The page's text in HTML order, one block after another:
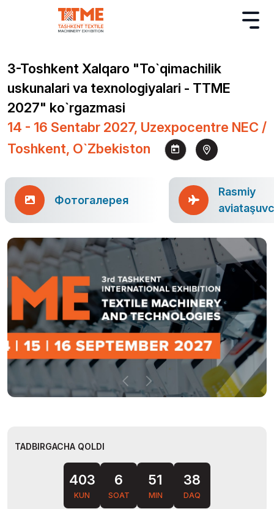
3-Toshkent Xalqaro "To`qimachilik
uskunalari va texnologiyalari - TTME
2027" ko`rgazmasi
14 - 16 Sentabr 2027, Uzexpocentre NEC /
Toshkent, O`zbekiston
Фотогалерея
Rasmiy
TADBIRGACHA QOLDI
403
KUN
6
SOAT
51
MIN
37
DAQ